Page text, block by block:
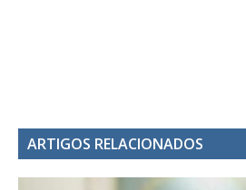
ARTIGOS RELACIONADOS